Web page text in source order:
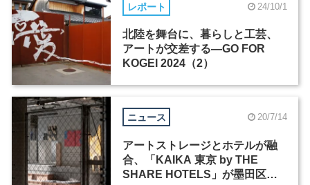
レポート 24/10/1
北陸を舞台に、暮らしと工芸、
アートが交差する―GO FOR
KOGEI 2024（2）
ニュース 20/7/14
アートストレージとホテルが融
合、「KAIKA 東京 by THE
SHARE HOTELS」が墨田区に